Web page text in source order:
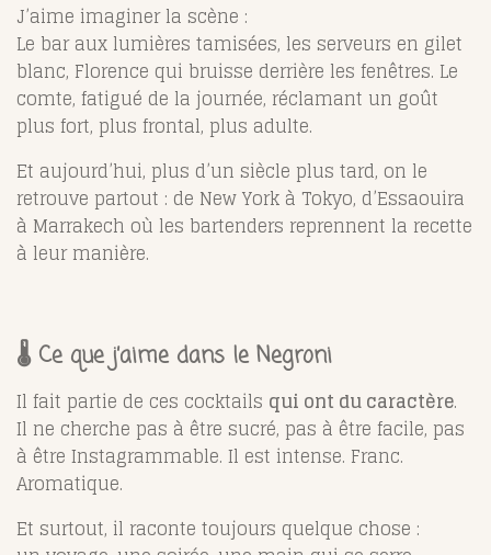
J’aime imaginer la scène :
Le bar aux lumières tamisées, les serveurs en gilet
blanc, Florence qui bruisse derrière les fenêtres. Le
comte, fatigué de la journée, réclamant un goût
plus fort, plus frontal, plus adulte.
Et aujourd’hui, plus d’un siècle plus tard, on le
retrouve partout : de New York à Tokyo, d’Essaouira
à Marrakech où les bartenders reprennent la recette
à leur manière.
🌡️ Ce que j’aime dans le Negroni
Il fait partie de ces cocktails qui ont du caractère.
Il ne cherche pas à être sucré, pas à être facile, pas
à être Instagrammable. Il est intense. Franc.
Aromatique.
Et surtout, il raconte toujours quelque chose :